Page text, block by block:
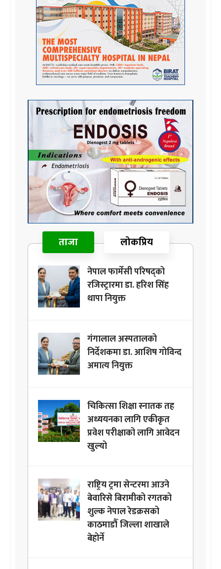
ताजा लोकप्रिय
नेपाल फार्मेसी परिषद्को
रजिस्ट्रारमा डा. हरिश सिंह
थापा नियुक्त
गंगालाल अस्पतालको
निर्देशकमा डा. आशिष गोविन्द
अमात्य नियुक्त
चिकित्सा शिक्षा स्नातक तह
अध्ययनका लागि एकीकृत
प्रवेश परीक्षाको लागि आवेदन
खुल्यो
राष्ट्रिय ट्रमा सेन्टरमा आउने
बेवारिसे बिरामीको रगतको
शुल्क नेपाल रेडक्रसको
काठमाडौँ जिल्ला शाखाले
बेहोर्ने